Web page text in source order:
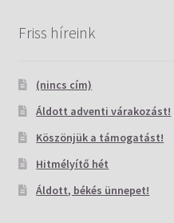
Friss híreink
(nincs cím)
Áldott adventi várakozást!
Köszönjük a támogatást!
Hitmélyítő hét
Áldott, békés ünnepet!